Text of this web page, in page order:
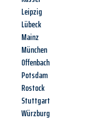
Leipzig
Lübeck
Mainz
München
Offenbach
Potsdam
Rostock
Stuttgart
Würzburg